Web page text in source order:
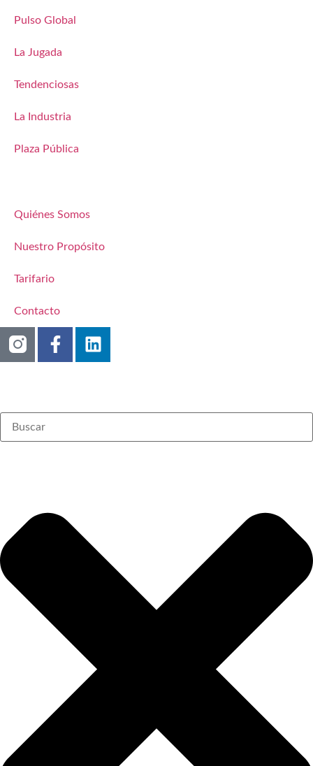
Pulso Global
La Jugada
Tendenciosas
La Industria
Plaza Pública
Quiénes Somos
Nuestro Propósito
Tarifario
Contacto